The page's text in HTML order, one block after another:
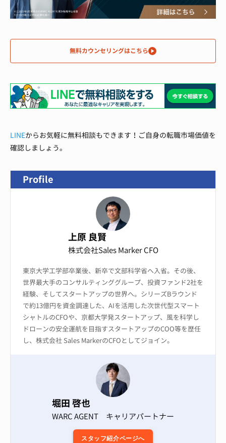
無料カウンセリングはこちら
LINEからお気軽に無料相談もできます！ご自身の転職市場価値を
確認しましょう。
Profile
上原 良賢
株式会社Sales Marker CFO
東京大学工学部卒業後、新卒で文部科学省へ入省。その後、
世界最大手のコンサルティンググループ、投資ファンド2社を
経験、そしてスタートアップの世界へ。 シリーズBラウンド
で約13億円を資金調達した、AIを活用した次世代型スマート
シャトルのCFOや、京都大学発スタートアップ、風を科学し
ドローンの安全運航を目指すスタートアップのCOO等を歴任
し、株式会社 Sales MarkerのCFOとしてジョイン。
堀田 啓也
WARC AGENT キャリアパートナー
スタッフ紹介ページへ